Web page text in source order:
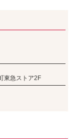
東急ストア2F